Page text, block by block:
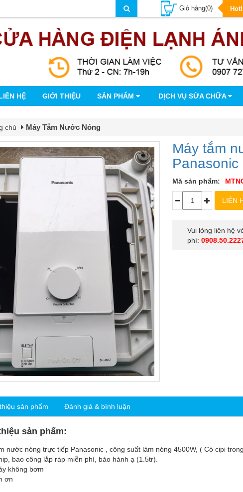
Giỏ hàng(0)
HỆ GIỚI THIỆU SẢN PHẨM DỊCH VỤ SỬA CHỮA
chủ Máy Tắm Nước Nóng
Máy tắm
Panasonic
Mã sản phẩm:
Vui lòng liên hệ
phí:
sản phẩm Đánh giá & bình luận
sản phẩm:
nước nóng trực tiếp Panasonic , công suất làm nóng 4500W, ( Có cipi
bao công lắp ráp miễn phí, bảo hành ạ (1.5tr).
không bơm
ơn